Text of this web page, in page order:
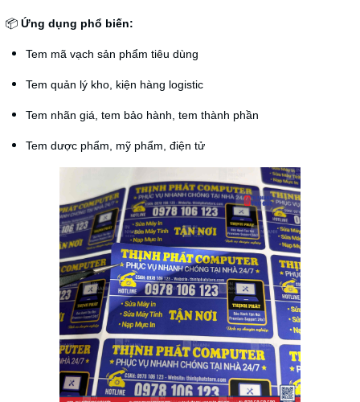
📦 Ứng dụng phổ biến:
Tem mã vạch sản phẩm tiêu dùng
Tem quản lý kho, kiện hàng logistic
Tem nhãn giá, tem bảo hành, tem thành phần
Tem dược phẩm, mỹ phẩm, điện tử